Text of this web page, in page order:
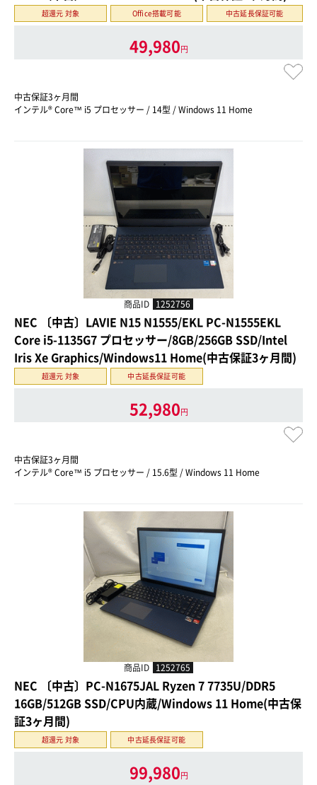
超還元 対象 Office搭載可能 中古延長保証可能
49,980円
中古保証3ヶ月間
インテル® Core™ i5 プロセッサー / 14型 / Windows 11 Home
商品ID 1252756
NEC 〔中古〕LAVIE N15 N1555/EKL PC-N1555EKL
Core i5-1135G7 プロセッサー/8GB/256GB SSD/Intel
Iris Xe Graphics/Windows11 Home(中古保証3ヶ月間)
超還元 対象 中古延長保証可能
52,980円
中古保証3ヶ月間
インテル® Core™ i5 プロセッサー / 15.6型 / Windows 11 Home
商品ID 1252765
NEC 〔中古〕PC-N1675JAL Ryzen 7 7735U/DDR5
16GB/512GB SSD/CPU内蔵/Windows 11 Home(中古保
証3ヶ月間)
超還元 対象 中古延長保証可能
99,980円